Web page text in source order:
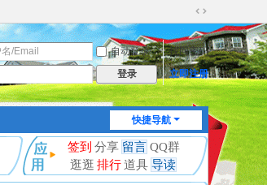
切
换
到
宽
版
自动登录
找回密码
登录 立即注册
快捷导航
签到 分享 留言 QQ群
逛逛 排行道具 导读